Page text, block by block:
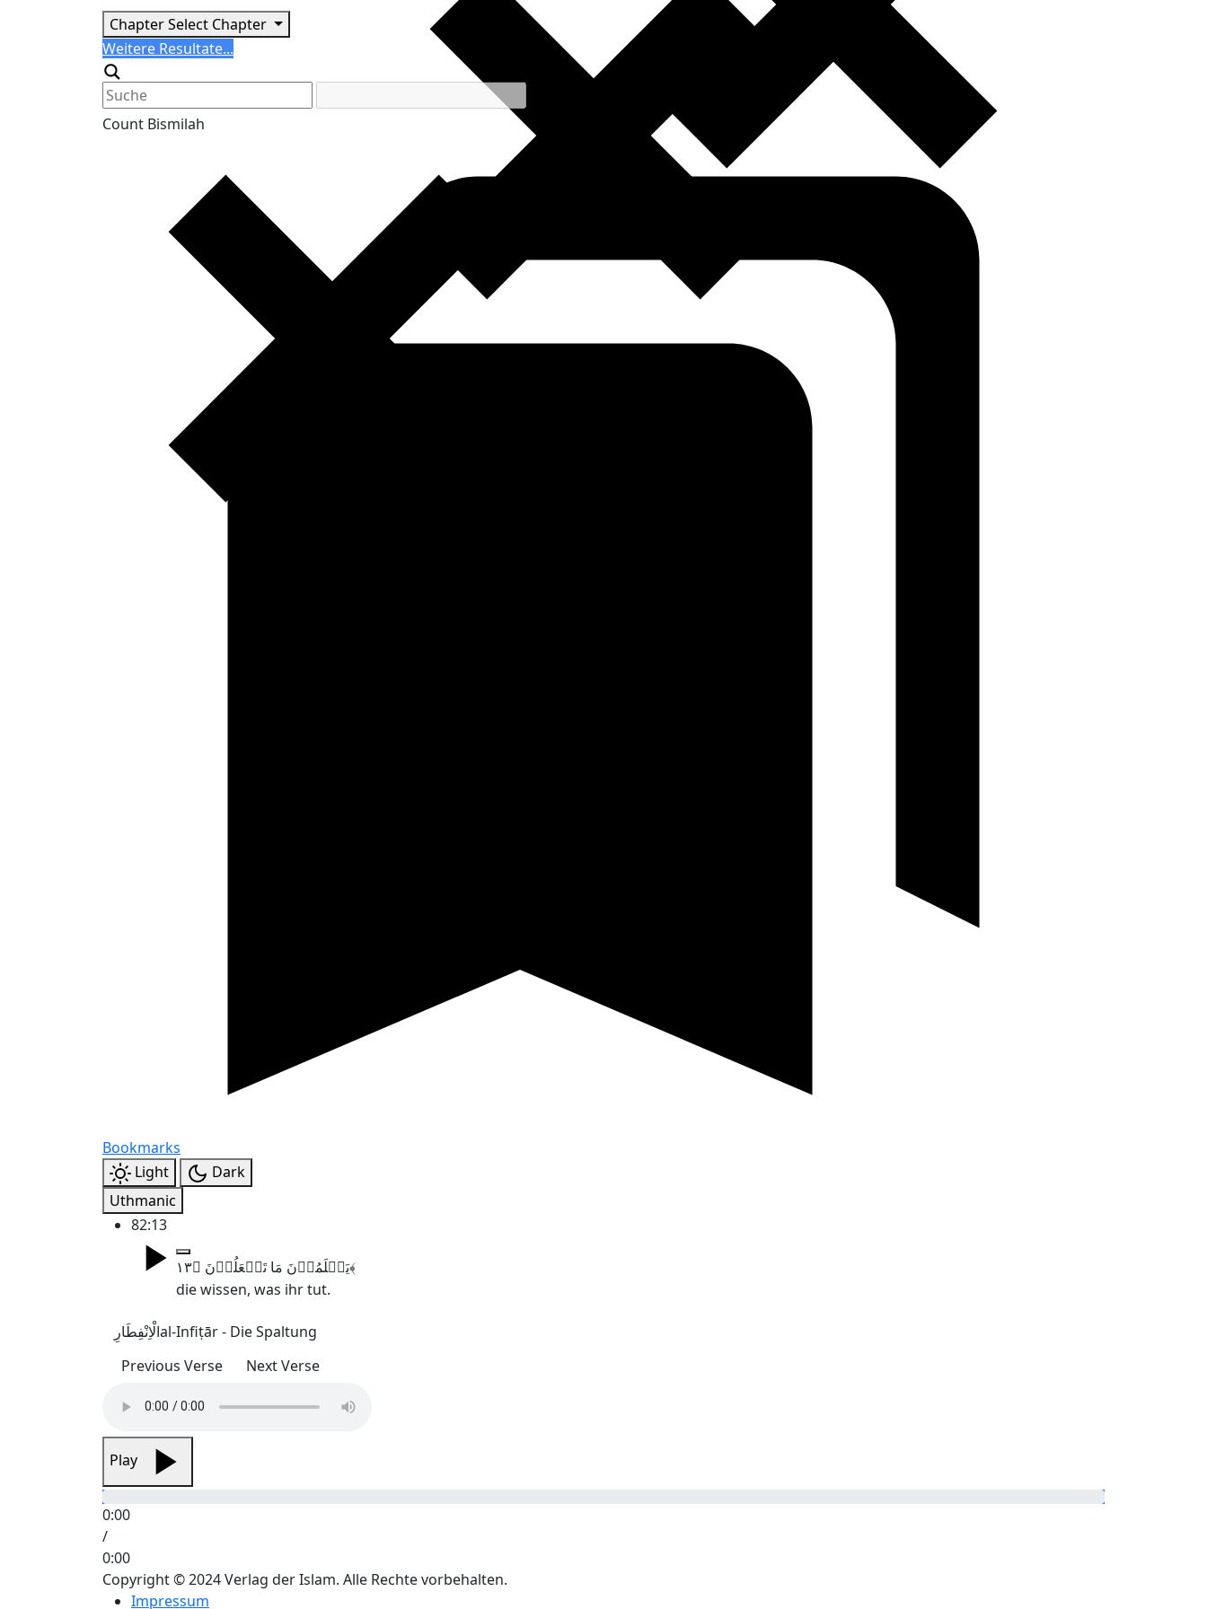
ChapterSelect Chapter
Search
Weitere Resultate...
Generic filters
Count Bismilah
Bookmarks
Light
Dark
Uthmanic
82:13
یَعۡلَمُوۡنَ مَا تَفۡعَلُوۡنَ ﴿۱۳﴾
die wissen, was ihr tut.
الْاِنْفِطَارِal-Infiṭār - Die Spaltung
Previous Verse
Next Verse
Play
0:00
/
0:00
Copyright © 2024 Verlag der Islam. Alle Rechte vorbehalten.
Impressum